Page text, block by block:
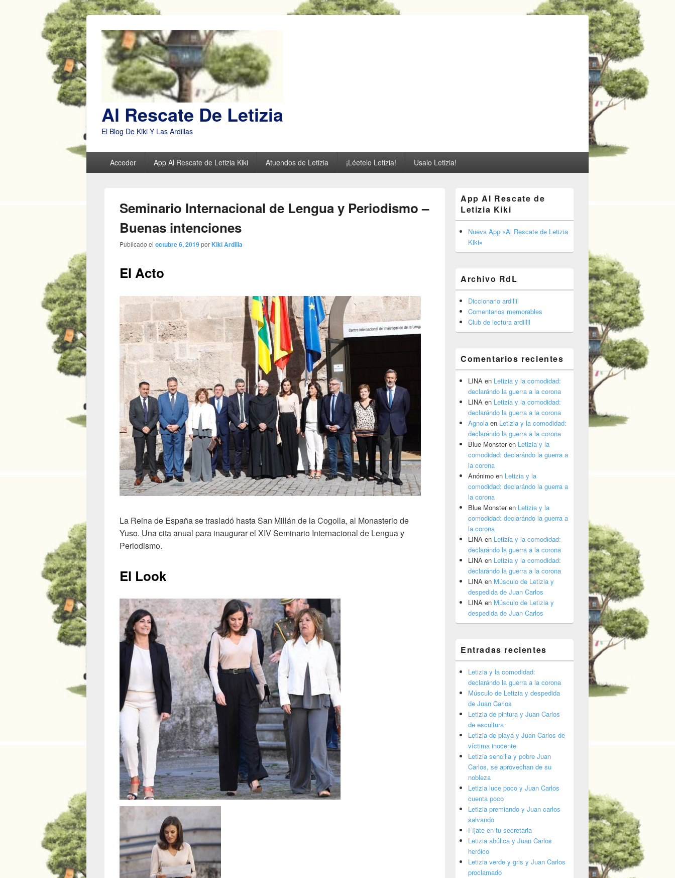
Al Rescate De Letizia
El Blog De Kiki Y Las Ardillas
Menú
principalAcceder App Al Rescate de Letizia Kiki Atuendos de Letizia ¡Léetelo Letizia! Usalo Letizia!
Seminario Internacional de Lengua y Periodismo –
Buenas intenciones
Publicado el octubre 6, 2019por Kiki Ardilla
El Acto
La Reina de España se trasladó hasta San Millán de la Cogolla, al Monasterio de
Yuso. Una cita anual para inaugurar el XIV Seminario Internacional de Lengua y
Periodismo.
El Look
área
widget
barra
lateral
primaria
App Al Rescate de
Letizia Kiki
Nueva App «Al Rescate de Letizia
Kiki»
Archivo RdL
Diccionario ardillil
Comentarios memorables
Club de lectura ardillil
Comentarios recientes
LINA en Letizia y la comodidad:
declarándo la guerra a la corona
LINA en Letizia y la comodidad:
declarándo la guerra a la corona
Agnola en Letizia y la comodidad:
declarándo la guerra a la corona
Blue Monsteren Letizia y la
comodidad: declarándo la guerra a
la corona
Anónimo en Letizia y la
comodidad: declarándo la guerra a
la corona
Blue Monsteren Letizia y la
comodidad: declarándo la guerra a
la corona
LINA en Letizia y la comodidad:
declarándo la guerra a la corona
LINA en Letizia y la comodidad:
declarándo la guerra a la corona
LINA en Músculo de Letizia y
despedida de Juan Carlos
LINA en Músculo de Letizia y
despedida de Juan Carlos
Entradas recientes
Letizia y la comodidad:
declarándo la guerra a la corona
Músculo de Letizia y despedida
de Juan Carlos
Letizia de pintura y Juan Carlos
de escultura
Letizia de playa y Juan Carlos de
víctima inocente
Letizia sencilla y pobre Juan
Carlos, se aprovechan de su
nobleza
Letizia luce poco y Juan Carlos
cuenta poco
Letizia premiando y Juan carlos
salvando
Fíjate en tu secretaria
Letizia abúlica y Juan Carlos
heróico
Letizia verde y gris y Juan Carlos
proclamado